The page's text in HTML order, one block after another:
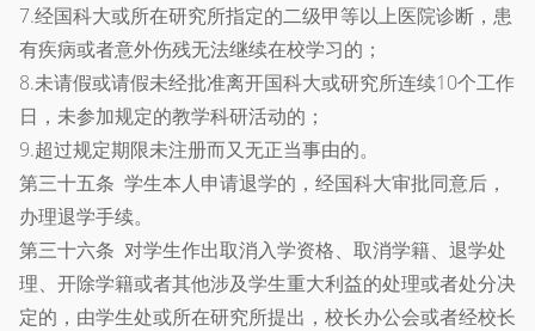
7.经国科大或所在研究所指定的二级甲等以上医院诊断，患
有疾病或者意外伤残无法继续在校学习的；
8.未请假或请假未经批准离开国科大或研究所连续10个工作
日，未参加规定的教学科研活动的；
9.超过规定期限未注册而又无正当事由的。
第三十五条 学生本人申请退学的，经国科大审批同意后，
办理退学手续。
第三十六条 对学生作出取消入学资格、取消学籍、退学处
理、开除学籍或者其他涉及学生重大利益的处理或者处分决
定的，由学生处或所在研究所提出，校长办公会或者经校长